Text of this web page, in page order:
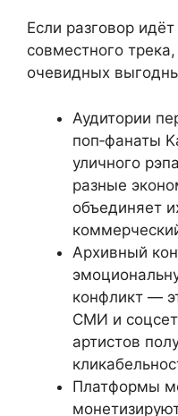
Если разговор
совместного
очевидных
Аудитории
поп‑фанаты
уличного
разные
объединяет
Архивный
конфликт —
СМИ и
артистов
Платформы